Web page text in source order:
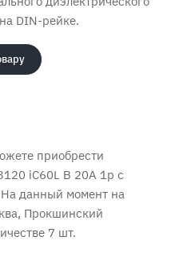
DIN-рейке.
приобрести
iC60L B 20A 1p с
данный момент на
Прокшинский
7 шт.